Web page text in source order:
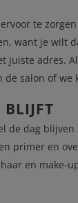
te
want je wilt
juiste adres.
de salon of
de dag
primer en
en